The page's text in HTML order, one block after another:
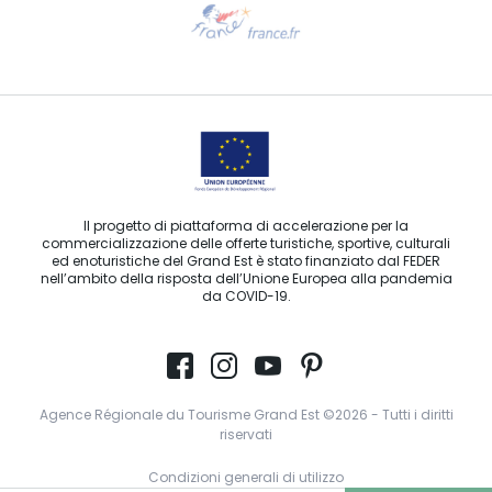
Contattaci per e-mail
Il progetto di piattaforma di accelerazione per la
commercializzazione delle offerte turistiche, sportive, culturali
ed enoturistiche del Grand Est è stato finanziato dal FEDER
nell’ambito della risposta dell’Unione Europea alla pandemia
da COVID-19.
Agence Régionale du Tourisme Grand Est ©2026 - Tutti i diritti
riservati
Condizioni generali di utilizzo